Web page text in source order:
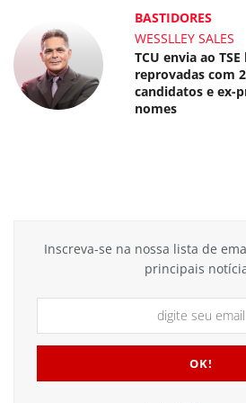
BASTIDORES
WESSLLEY SALES
TCU envia ao
reprovadas com
candidatos e ex-
nomes
Inscreva-se na nossa lista de
principais